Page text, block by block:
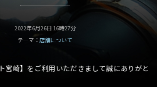
2022年6月26日 16時27分
テーマ： 店舗について
宮崎】をご利用いただきまして誠にありがと